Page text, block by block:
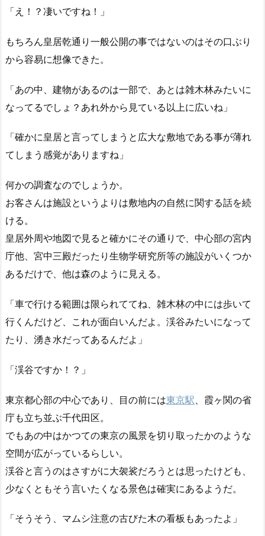
「え！？凄いですね！」
もちろん皇居乾通り一般公開の事ではないのはその口ぶり
から容易に想像できた。
「あの中、建物があるのは一部で、あとは雑木林みたいに
なってるでしょ？あれ外から見ている以上に広いね」
「確かに皇居と言ってしまうと広大な敷地である事が薄れ
てしまう感覚がありますね」
何かの調査なのでしょうか。
お客さんは施設というよりは敷地内の自然に関する話を続
ける。
皇居外周や地図で見ると確かにその通りで、中心部の宮内
庁他、宮中三殿だったり生物学研究所等の施設がいくつか
あるだけで、他は森のように見える。
「車で行ける範囲は限られててね、雑木林の中には歩いて
行くんだけど、これが面白いんだよ。渓谷みたいになって
たり、湧き水だってあるんだよ」
「渓谷ですか！？」
東京都心部の中心であり、目の前には東京駅 、霞ヶ関の省
庁も立ち並ぶ千代田区。
でもあの中はかつての東京の風景を切り取ったかのような
空間が広がっているらしい。
渓谷と言うのはさすがに大袈裟だろうとは思ったけども、
少なくともそう言いたくなる景色は確実にあるようだ。
「そうそう、マムシ注意の古びた木の看板もあったよ」